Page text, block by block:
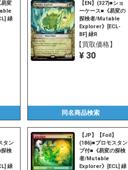
易変
緑
【EN】(327)■ショ
ーケース■《易変の
探検者/Mutable
Explorer》[ECL-
BF] 緑R
【買取価格】
¥ 30
同名商品検索
タン
検
緑
【JP】【Foil】
(186)■プロモスタン
プ付■《易変の探検
者/Mutable
Explorer》[ECL] 緑